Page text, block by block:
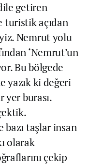
getiren
turistik açıdan
Nemrut yolu
‘Nemrut’un
Bu bölgede
yazık ki değeri
yer burası.
taşlar insan
olarak
çekip